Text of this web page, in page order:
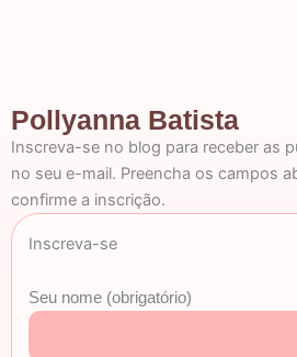
Pollyanna Batista
Inscreva-se no blog para receber as
no seu e-mail. Preencha os campos
confirme a inscrição.
Inscreva-se
Seu nome (obrigatório)